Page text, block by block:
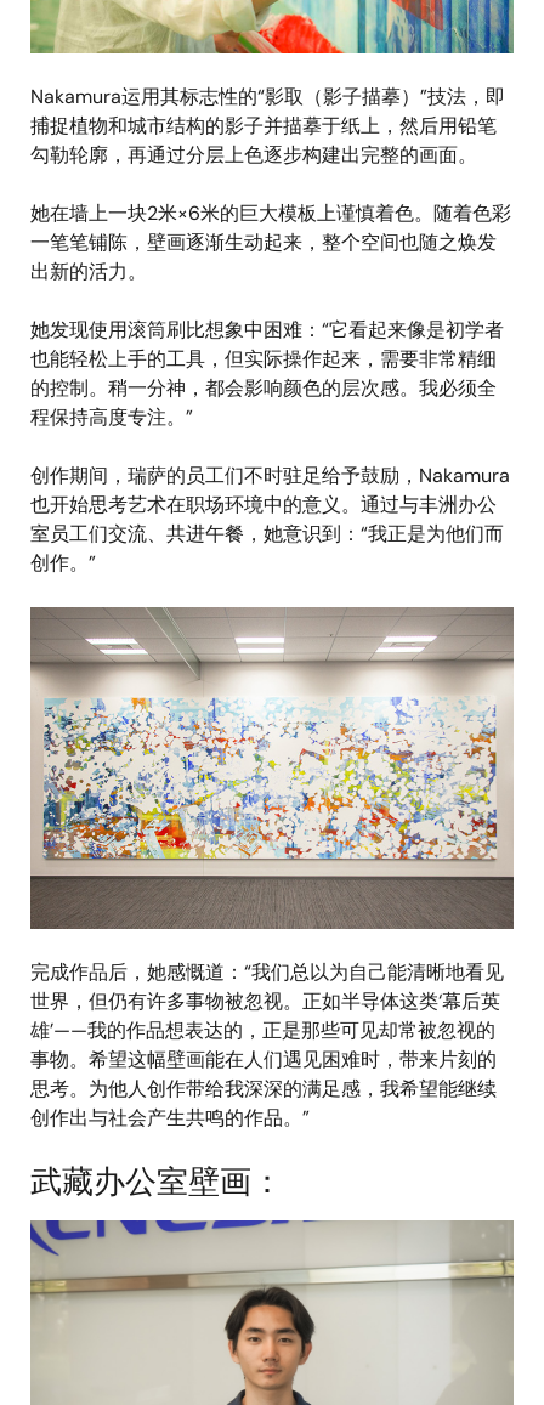
Nakamura运用其标志性的“影取（影子描摹）”技法，即
捕捉植物和城市结构的影子并描摹于纸上，然后用铅笔
勾勒轮廓，再通过分层上色逐步构建出完整的画面。
她在墙上一块2米×6米的巨大模板上谨慎着色。随着色彩
一笔笔铺陈，壁画逐渐生动起来，整个空间也随之焕发
出新的活力。
她发现使用滚筒刷比想象中困难：“它看起来像是初学者
也能轻松上手的工具，但实际操作起来，需要非常精细
的控制。稍一分神，都会影响颜色的层次感。我必须全
程保持高度专注。”
创作期间，瑞萨的员工们不时驻足给予鼓励，Nakamura
也开始思考艺术在职场环境中的意义。通过与丰洲办公
室员工们交流、共进午餐，她意识到：“我正是为他们而
创作。”
完成作品后，她感慨道：“我们总以为自己能清晰地看见
世界，但仍有许多事物被忽视。正如半导体这类‘幕后英
雄’——我的作品想表达的，正是那些可见却常被忽视的
事物。希望这幅壁画能在人们遇见困难时，带来片刻的
思考。为他人创作带给我深深的满足感，我希望能继续
创作出与社会产生共鸣的作品。”
武藏办公室壁画：
图